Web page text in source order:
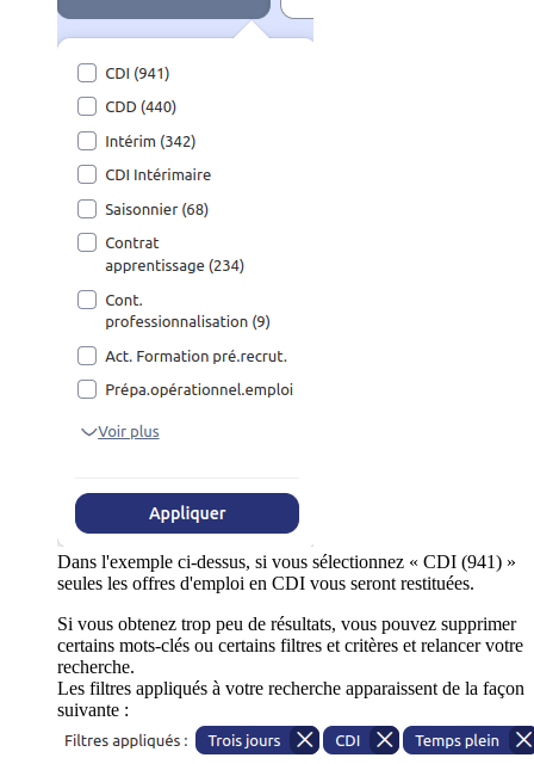
Dans l'exemple ci-dessus, si vous sélectionnez « CDI (941) »
seules les offres d'emploi en CDI vous seront restituées.
Si vous obtenez trop peu de résultats, vous pouvez supprimer
certains mots-clés ou certains filtres et critères et relancer votre
recherche.
Les filtres appliqués à votre recherche apparaissent de la façon
suivante :